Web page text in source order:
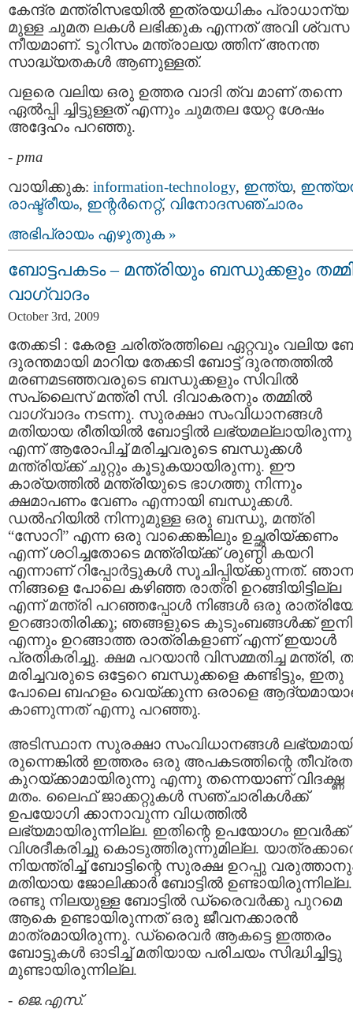
കേന്ദ്ര മന്ത്രിസഭയില്‍ ഇത്രയധികം പ്രാധാന്യ
മുള്ള ചുമത ലകള്‍ ലഭിക്കുക എന്നത് അവി ശ്വസ
നീയമാണ്. ടൂറിസം മന്ത്രാലയ ത്തിന് അനന്ത
സാദ്ധ്യതകള്‍ ആണുള്ളത്.
വളരെ വലിയ ഒരു ഉത്തര വാദി ത്വ മാണ് തന്നെ
ഏല്‍പ്പി ച്ചിട്ടുള്ളത് എന്നും ചുമതല യേറ്റ ശേഷം
അദ്ദേഹം പറഞ്ഞു.
- pma
വായിക്കുക: information-technology, ഇന്ത്യ,
രാഷ്ട്രീയം, ഇന്റര്‍നെറ്റ്‌, വിനോദസഞ്ചാരം
അഭിപ്രായം എഴുതുക »
ബോട്ടപകടം – മന്ത്രിയും ബന്ധുക്കളും
വാഗ്വാദം
October 3rd, 2009
തേക്കടി : കേരള ചരിത്രത്തിലെ ഏറ്റവും വലിയ
ദുരന്തമായി മാറിയ തേക്കടി ബോട്ട് ദുരന്തത്തില്‍
മരണമടഞ്ഞവരുടെ ബന്ധുക്കളും സിവില്‍
സപ്ലൈസ് മന്ത്രി സി. ദിവാകരനും തമ്മില്‍
വാഗ്വാദം നടന്നു. സുരക്ഷാ സംവിധാനങ്ങള്‍
മതിയായ രീതിയില്‍ ബോട്ടില്‍ ലഭ്യമല്ലായിരുന്നു
എന്ന് ആരോപിച്ച് മരിച്ചവരുടെ ബന്ധുക്കള്‍
മന്ത്രിയ്ക്ക് ചുറ്റും കൂടുകയായിരുന്നു. ഈ
കാര്യത്തില്‍ മന്ത്രിയുടെ ഭാഗത്തു നിന്നും
ക്ഷമാപണം വേണം എന്നായി ബന്ധുക്കള്‍.
ഡല്‍ഹിയില്‍ നിന്നുമുള്ള ഒരു ബന്ധു, മന്ത്രി
“സോറി” എന്ന ഒരു വാക്കെങ്കിലും ഉച്ഛരിയ്ക്കണം
എന്ന് ശഠിച്ചതോടെ മന്ത്രിയ്ക്ക് ശുണ്ഠി കയറി
എന്നാണ് റിപ്പോര്‍ട്ടുകള്‍ സൂചിപ്പിയ്ക്കുന്നത്.
നിങ്ങളെ പോലെ കഴിഞ്ഞ രാത്രി ഉറങ്ങിയിട്ടില്ല
എന്ന് മന്ത്രി പറഞ്ഞപ്പോള്‍ നിങ്ങള്‍ ഒരു
ഉറങ്ങാതിരിക്കൂ; ഞങ്ങളുടെ കുടുംബങ്ങള്‍ക്ക് ഇനി
എന്നും ഉറങ്ങാത്ത രാത്രികളാണ് എന്ന് ഇയാള്‍
പ്രതികരിച്ചു. ക്ഷമ പറയാന്‍ വിസമ്മതിച്ച മന്ത്രി,
മരിച്ചവരുടെ ഒട്ടേറെ ബന്ധുക്കളെ കണ്ടിട്ടും, ഇതു
പോലെ ബഹളം വെയ്ക്കുന്ന ഒരാളെ
കാണുന്നത് എന്നു പറഞ്ഞു.
അടിസ്ഥാന സുരക്ഷാ സംവിധാനങ്ങള്‍
രുന്നെങ്കില്‍ ഇത്തരം ഒരു അപകടത്തിന്റെ തീവ്രത
കുറയ്ക്കാമായിരുന്നു എന്നു തന്നെയാണ് വിദഗ്ദ്ധ
മതം. ലൈഫ് ജാക്കറ്റുകള്‍ സഞ്ചാരികള്‍ക്ക്
ഉപയോഗി ക്കാനാവുന്ന വിധത്തില്‍
ലഭ്യമായിരുന്നില്ല. ഇതിന്റെ ഉപയോഗം ഇവര്‍ക്ക്
വിശദീകരിച്ചു കൊടുത്തിരുന്നുമില്ല.
നിയന്ത്രിച്ച് ബോട്ടിന്റെ സുരക്ഷ ഉറപ്പു
മതിയായ ജോലിക്കാര്‍ ബോട്ടില്‍ ഉണ്ടായിരുന്നില്ല.
രണ്ടു നിലയുള്ള ബോട്ടില്‍ ഡ്രൈവര്‍ക്കു പുറമെ
ആകെ ഉണ്ടായിരുന്നത് ഒരു ജീവനക്കാരന്‍
മാത്രമായിരുന്നു. ഡ്രൈവര്‍ ആകട്ടെ ഇത്തരം
ബോട്ടുകള്‍ ഓടിച്ച് മതിയായ പരിചയം സിദ്ധിച്ചിട്ടു
മുണ്ടായിരുന്നില്ല.
- ജെ.എസ്.